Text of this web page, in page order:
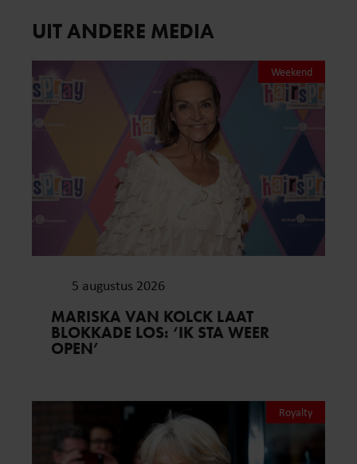
UIT ANDERE MEDIA
Weekend
5 augustus 2026
MARISKA VAN KOLCK LAAT
BLOKKADE LOS: ‘IK STA WEER
OPEN’
Royalty